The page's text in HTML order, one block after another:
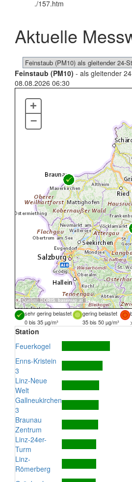
./157.htm
Aktuelle
Feinstaub (PM10) - als gleitender
08.08.2026 06:30
Quellen:DORIS, basemap.at
+
–
sehr gering belastet gering belastet
0 bis 35 µg/m³
35 bis 50 µg/m³
Station
Feuerkogel
Enns-Kristein
3
Linz-Neue
Welt
Gallneukirchen
3
Braunau
Zentrum
Linz-24er-
Turm
Linz-
Römerberg